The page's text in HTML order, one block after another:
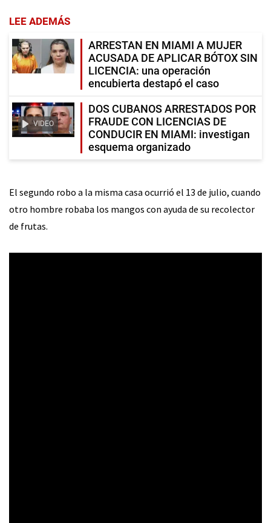
LEE ADEMÁS
ARRESTAN EN MIAMI A MUJER
ACUSADA DE APLICAR BÓTOX SIN
LICENCIA: una operación
encubierta destapó el caso
VIDEO
DOS CUBANOS ARRESTADOS POR
FRAUDE CON LICENCIAS DE
CONDUCIR EN MIAMI: investigan
esquema organizado
El segundo robo a la misma casa ocurrió el 13 de julio, cuando
otro hombre robaba los mangos con ayuda de su recolector
de frutas.